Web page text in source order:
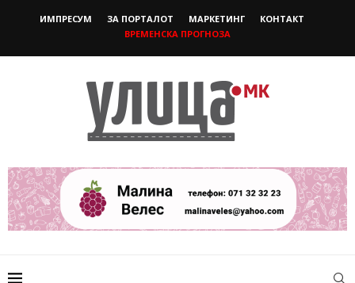
ИМПРЕСУМ ЗА ПОРТАЛОТ МАРКЕТИНГ
КОНТАКТ
ВРЕМЕНСКА ПРОГНОЗА